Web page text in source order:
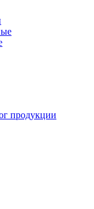
продукции